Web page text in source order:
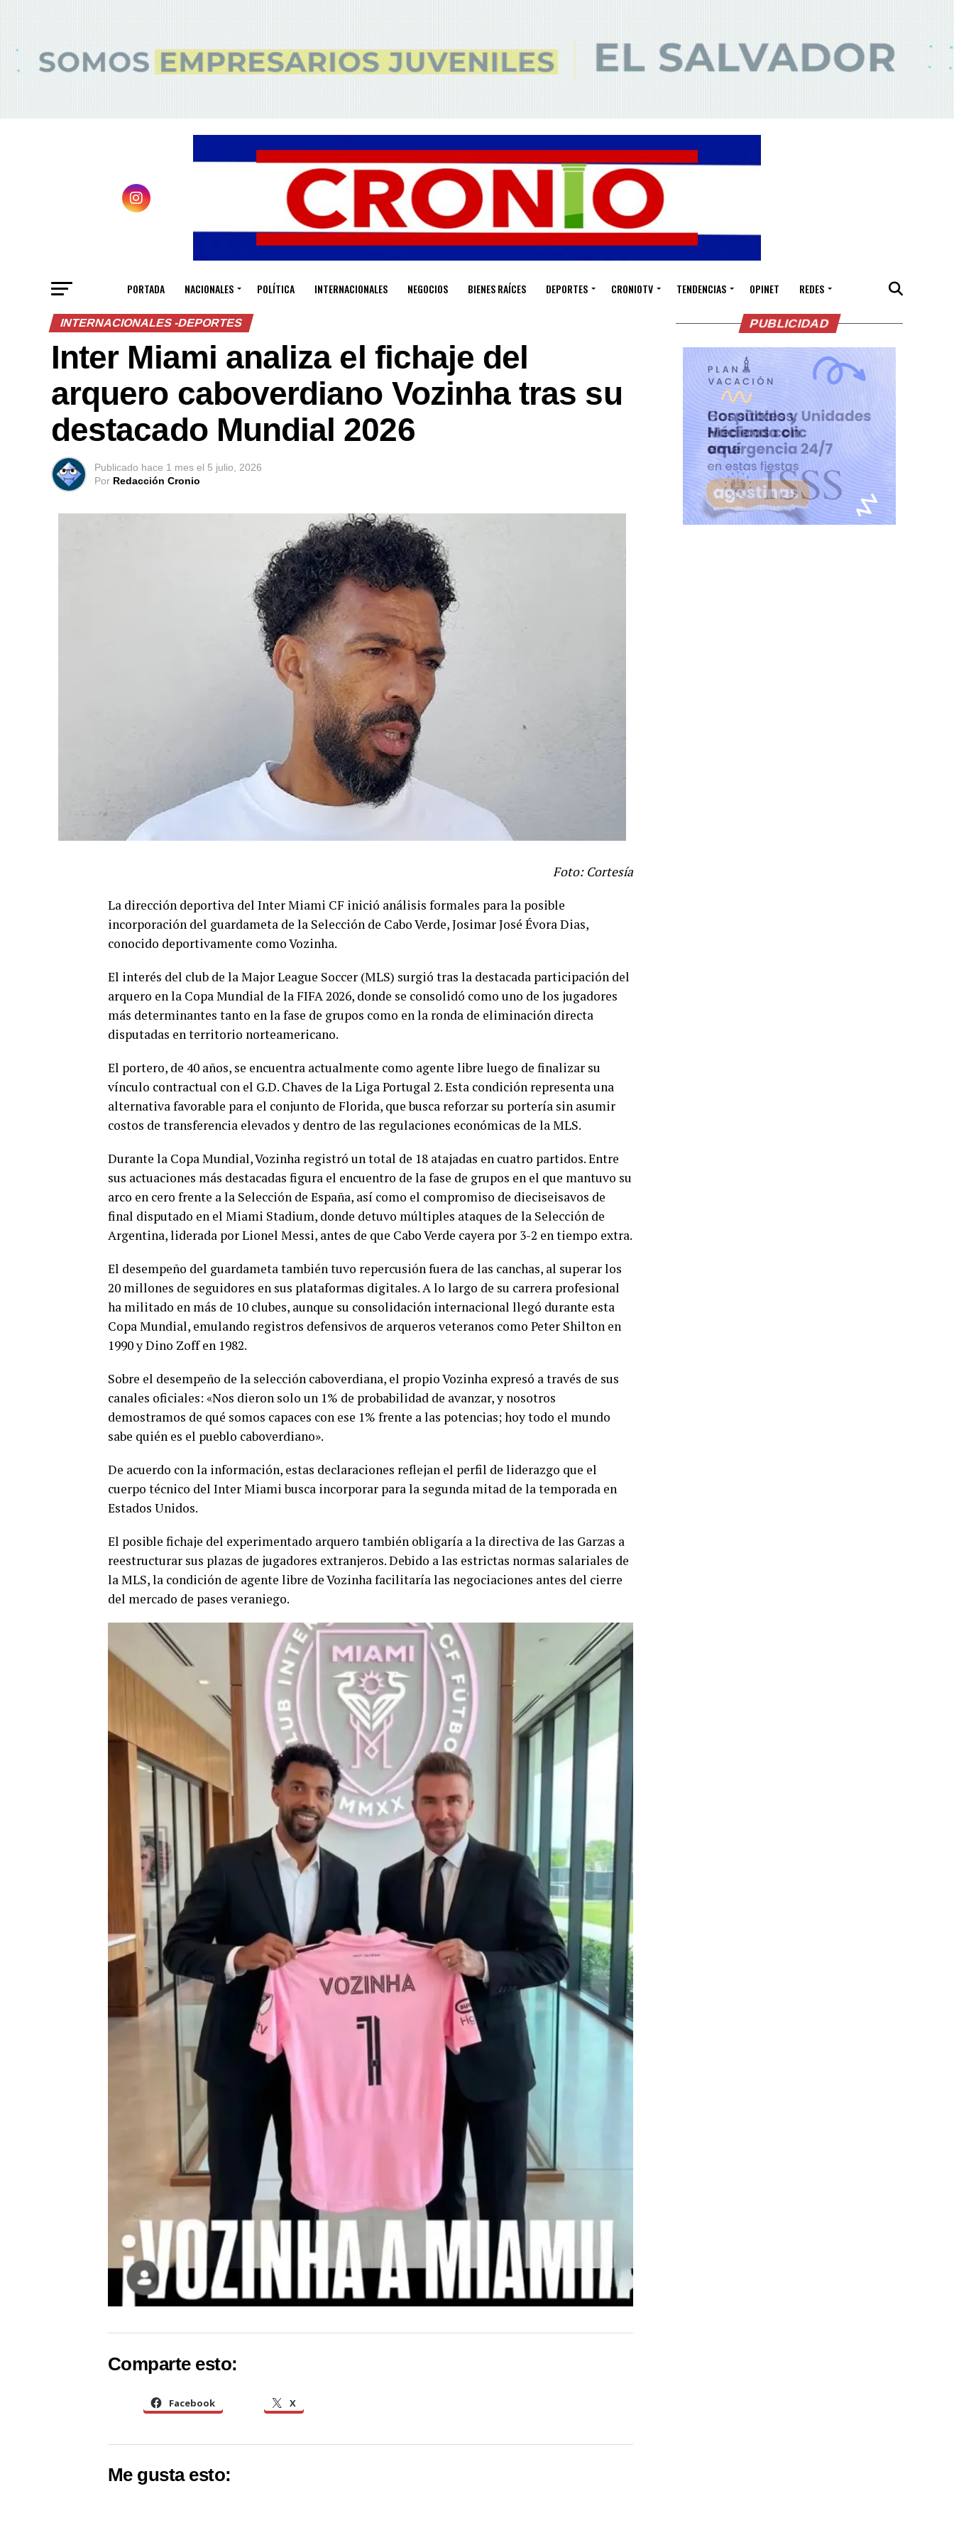
PORTADA NACIONALES POLÍTICA INTERNACIONALES NEGOCIOS BIENES RAÍCES DEPORTES CRONIOTV TENDENCIAS OPINET REDES
INTERNACIONALES -DEPORTES
Inter Miami analiza el fichaje del
arquero caboverdiano Vozinha tras su
destacado Mundial 2026
Publicado hace 1 mes el 5 julio, 2026
Por Redacción Cronio
Foto: Cortesía
La dirección deportiva del Inter Miami CF inició análisis formales para la posible
incorporación del guardameta de la Selección de Cabo Verde, Josimar José Évora Dias,
conocido deportivamente como Vozinha.
El interés del club de la Major League Soccer (MLS) surgió tras la destacada participación del
arquero en la Copa Mundial de la FIFA 2026, donde se consolidó como uno de los jugadores
más determinantes tanto en la fase de grupos como en la ronda de eliminación directa
disputadas en territorio norteamericano.
El portero, de 40 años, se encuentra actualmente como agente libre luego de finalizar su
vínculo contractual con el G.D. Chaves de la Liga Portugal 2. Esta condición representa una
alternativa favorable para el conjunto de Florida, que busca reforzar su portería sin asumir
costos de transferencia elevados y dentro de las regulaciones económicas de la MLS.
Durante la Copa Mundial, Vozinha registró un total de 18 atajadas en cuatro partidos. Entre
sus actuaciones más destacadas figura el encuentro de la fase de grupos en el que mantuvo su
arco en cero frente a la Selección de España, así como el compromiso de dieciseisavos de
final disputado en el Miami Stadium, donde detuvo múltiples ataques de la Selección de
Argentina, liderada por Lionel Messi, antes de que Cabo Verde cayera por 3-2 en tiempo extra.
El desempeño del guardameta también tuvo repercusión fuera de las canchas, al superar los
20 millones de seguidores en sus plataformas digitales. A lo largo de su carrera profesional
ha militado en más de 10 clubes, aunque su consolidación internacional llegó durante esta
Copa Mundial, emulando registros defensivos de arqueros veteranos como Peter Shilton en
1990 y Dino Zoff en 1982.
Sobre el desempeño de la selección caboverdiana, el propio Vozinha expresó a través de sus
canales oficiales: «Nos dieron solo un 1% de probabilidad de avanzar, y nosotros
demostramos de qué somos capaces con ese 1% frente a las potencias; hoy todo el mundo
sabe quién es el pueblo caboverdiano».
De acuerdo con la información, estas declaraciones reflejan el perfil de liderazgo que el
cuerpo técnico del Inter Miami busca incorporar para la segunda mitad de la temporada en
Estados Unidos.
El posible fichaje del experimentado arquero también obligaría a la directiva de las Garzas a
reestructurar sus plazas de jugadores extranjeros. Debido a las estrictas normas salariales de
la MLS, la condición de agente libre de Vozinha facilitaría las negociaciones antes del cierre
del mercado de pases veraniego.
Comparte esto:
Facebook X
Me gusta esto:
PUBLICIDAD